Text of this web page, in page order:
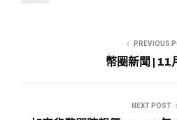
PREVIOUS
幣圈新聞 | 11
NEXT POST